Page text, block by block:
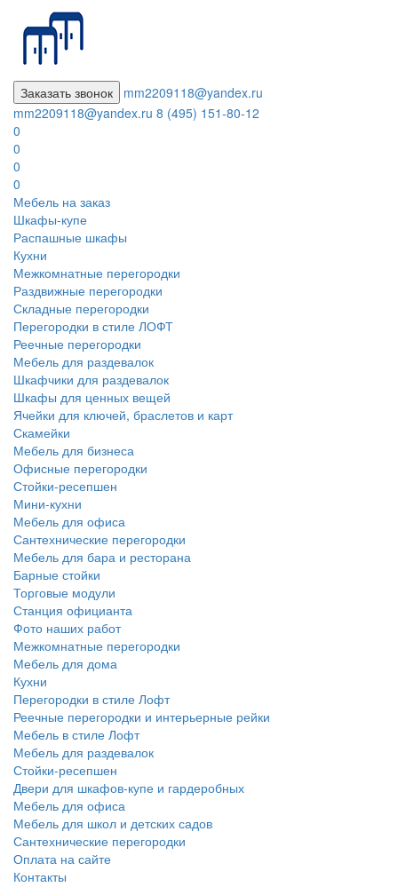
Заказать звонок
mm2209118@yandex.ru
mm2209118@yandex.ru 8 (495) 151-80-12
0
0
0
0
Мебель на заказ
Шкафы-купе
Распашные шкафы
Кухни
Межкомнатные перегородки
Раздвижные перегородки
Складные перегородки
Перегородки в стиле ЛОФТ
Реечные перегородки
Мебель для раздевалок
Шкафчики для раздевалок
Шкафы для ценных вещей
Ячейки для ключей, браслетов и карт
Скамейки
Мебель для бизнеса
Офисные перегородки
Стойки-ресепшен
Мини-кухни
Мебель для офиса
Сантехнические перегородки
Мебель для бара и ресторана
Барные стойки
Торговые модули
Станция официанта
Фото наших работ
Межкомнатные перегородки
Мебель для дома
Кухни
Перегородки в стиле Лофт
Реечные перегородки и интерьерные рейки
Мебель в стиле Лофт
Мебель для раздевалок
Стойки-ресепшен
Двери для шкафов-купе и гардеробных
Мебель для офиса
Мебель для школ и детских садов
Сантехнические перегородки
Оплата на сайте
Контакты